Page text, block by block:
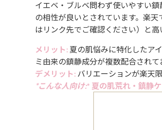
イエベ・ブルベ問わず使いやすい
の相性が良いとされています。楽
はリンク先でご確認ください）と高
メリット: 夏の肌悩みに特化したア
ミ由来の鎮静成分が複数配合され
デメリット: バリエーションが楽天
*こんな人向け:* 夏の肌荒れ・鎮静